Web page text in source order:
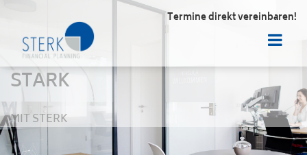
Termine direkt vereinbaren!
STARK
MIT STERK